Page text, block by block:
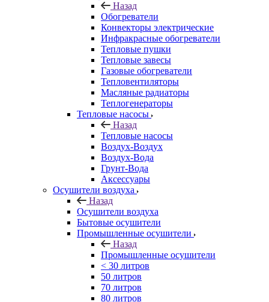
Назад
Обогреватели
Конвекторы электрические
Инфракрасные обогреватели
Тепловые пушки
Тепловые завесы
Газовые обогреватели
Тепловентиляторы
Масляные радиаторы
Теплогенераторы
Тепловые насосы
Назад
Тепловые насосы
Воздух-Воздух
Воздух-Вода
Грунт-Вода
Аксессуары
Осушители воздуха
Назад
Осушители воздуха
Бытовые осушители
Промышленные осушители
Назад
Промышленные осушители
< 30 литров
50 литров
70 литров
80 литров